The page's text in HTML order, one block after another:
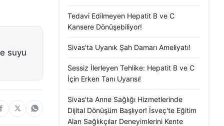
suyu
Tedavi Edilmeyen Hepatit B ve C
Kansere Dönüşebiliyor!
Sivas'ta Uyanık Şah Damarı Ameliyatı!
Sessiz İlerleyen Tehlike: Hepatit B ve C
İçin Erken Tanı Uyarısı!
Sivas'ta Anne Sağlığı Hizmetlerinde
Dijital Dönüşüm Başlıyor! İsveç'te Eğitim
Alan Sağlıkçılar Deneyimlerini Kente